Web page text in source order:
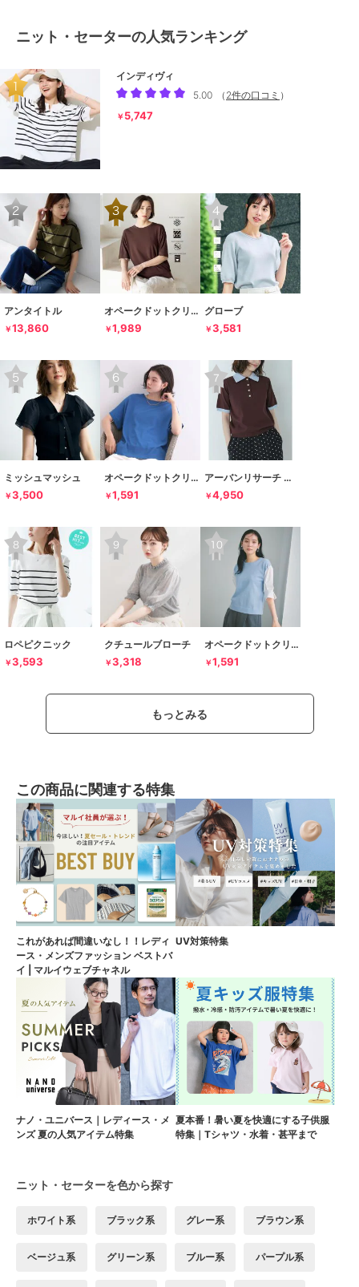
ニット・セーターの人気ランキング
インディヴィ
5.00
（ 2件の口コミ ）
￥ 5,747
アンタイトル
￥13,860
オペークドットクリップ
￥1,989
グローブ
￥3,581
ミッシュマッシュ
￥3,500
オペークドットクリップ
￥1,591
アーバンリサーチ サニーレーベル
￥4,950
ロペピクニック
￥3,593
クチュールブローチ
￥3,318
オペークドットクリップ
￥1,591
もっとみる
この商品に関連する特集
これがあれば間違いなし！！レディ
ース・メンズファッション ベストバ
イ | マルイウェブチャネル
UV対策特集
ナノ・ユニバース｜レディース・メ
ンズ 夏の人気アイテム特集
夏本番！暑い夏を快適にする子供服
特集｜Tシャツ・水着・甚平まで
ニット・セーターを色から探す
ホワイト系 ブラック系 グレー系 ブラウン系
ベージュ系 グリーン系 ブルー系 パープル系